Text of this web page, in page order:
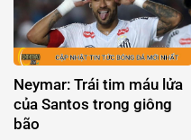
Chelsea. Mikel Arteta, người
đang chèo lái con tàu Arsenal,
đã có những chia sẻ quan trọng
về tình hình của Leandro
Trossard, ngôi sao người …
Neymar: Trái tim máu lửa
của Santos trong giông
bão